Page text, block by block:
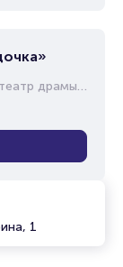
1
им. М.Горького